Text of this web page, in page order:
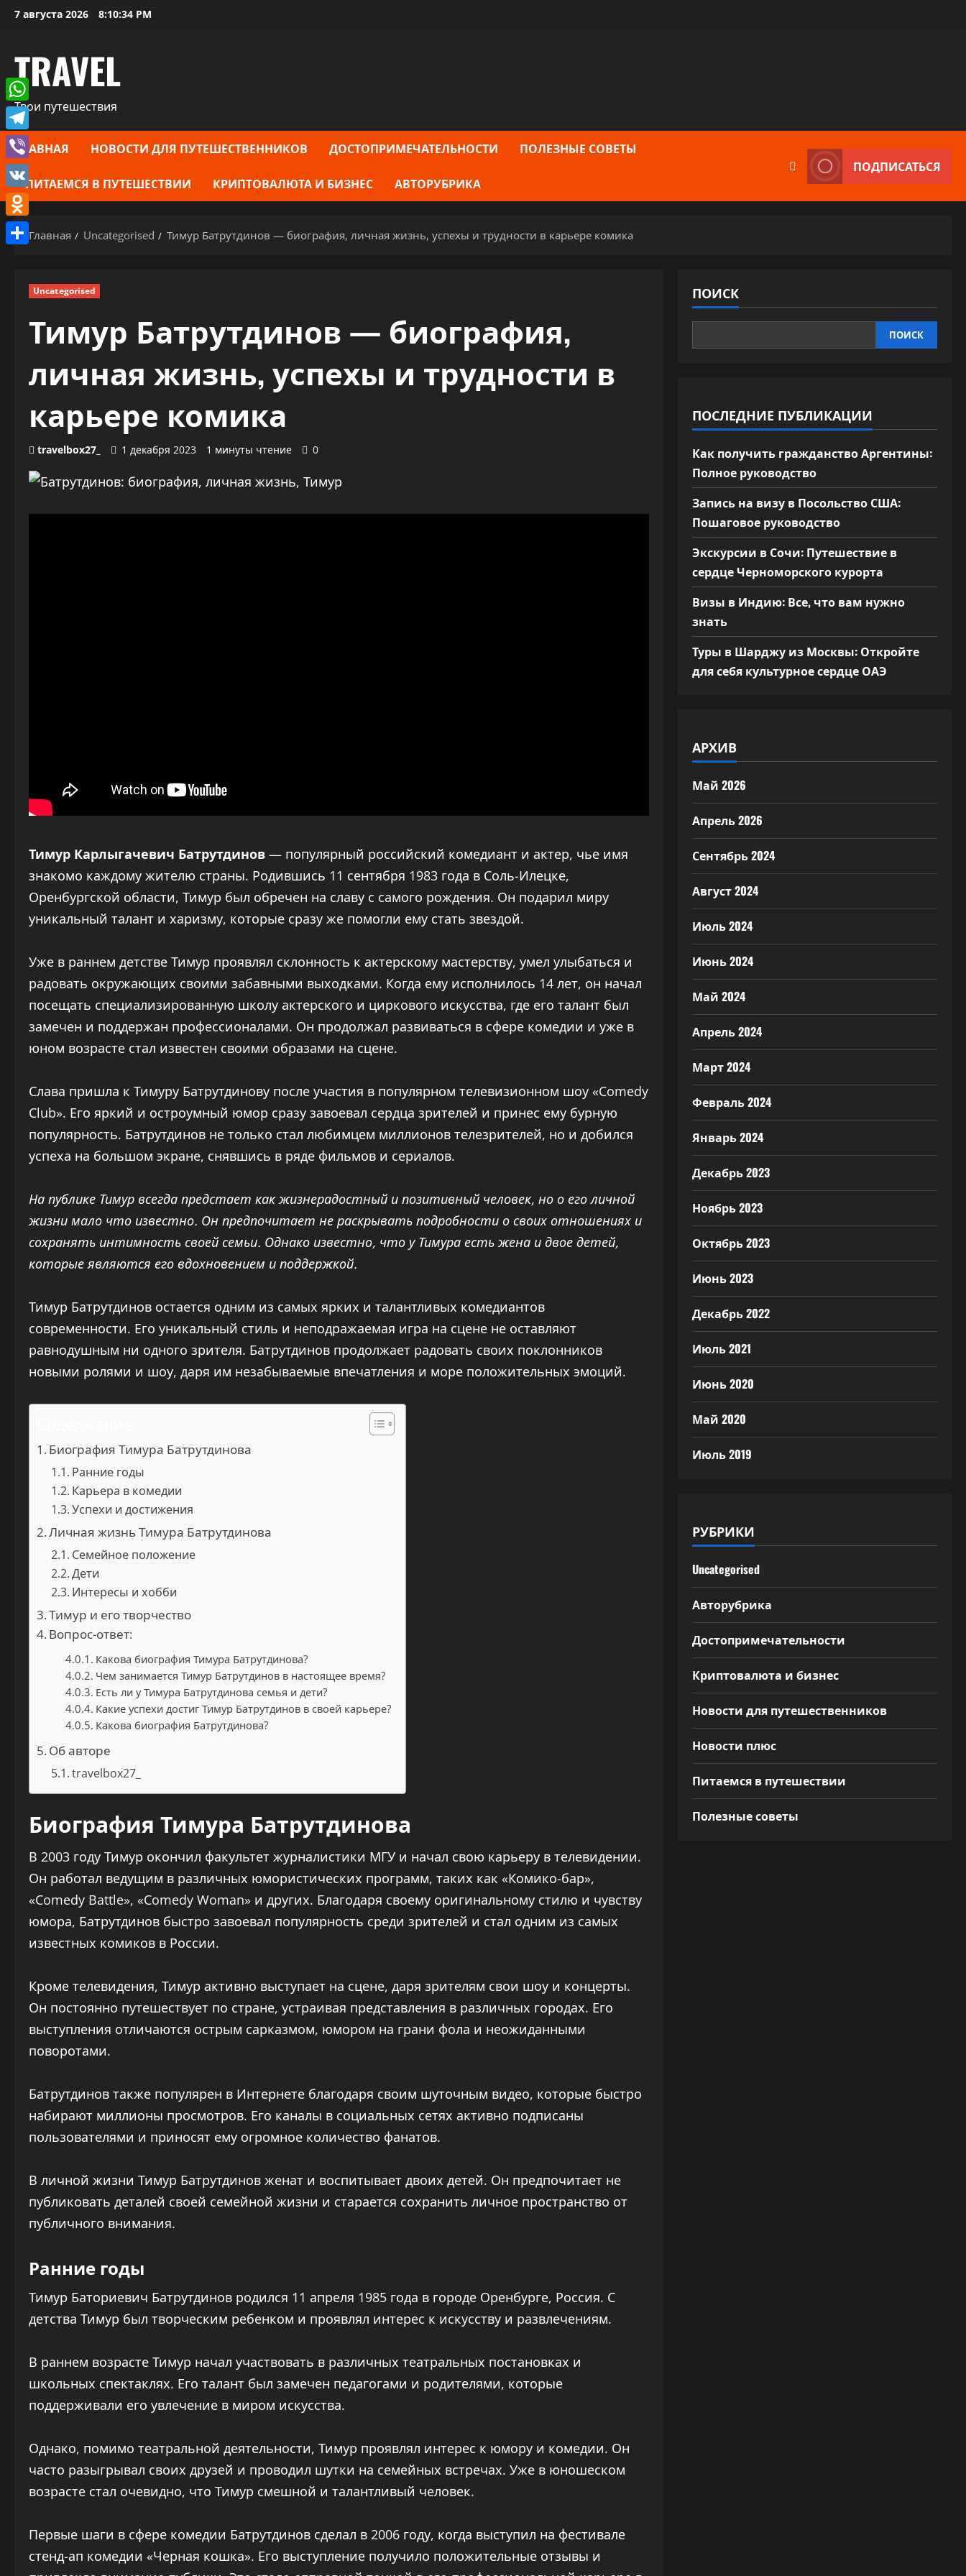
Перейти
7 августа 2026 8:10:35 PM
TRAVEL
Твои путешествия
ГЛАВНАЯ НОВОСТИ ДЛЯ ПУТЕШЕСТВЕННИКОВ ДОСТОПРИМЕЧАТЕЛЬНОСТИ ПОЛЕЗНЫЕ СОВЕТЫ
ПИТАЕМСЯ В ПУТЕШЕСТВИИ КРИПТОВАЛЮТА И БИЗНЕС АВТОРУБРИКА
ПОДПИСАТЬСЯ
Главная Uncategorised Тимур Батрутдинов — биография, личная жизнь, успехы и трудности в карьере комика
Uncategorised
Тимур Батрутдинов — биография,
личная жизнь, успехы и трудности в
карьере комика
travelbox27_ 1 декабря 2023 1 минуты чтение 0
Тимур Карлыгачевич Батрутдинов — популярный российский комедиант и актер, чье имя
знакомо каждому жителю страны. Родившись 11 сентября 1983 года в Соль-Илецке,
Оренбургской области, Тимур был обречен на славу с самого рождения. Он подарил миру
уникальный талант и харизму, которые сразу же помогли ему стать звездой.
Уже в раннем детстве Тимур проявлял склонность к актерскому мастерству, умел улыбаться и
радовать окружающих своими забавными выходками. Когда ему исполнилось 14 лет, он начал
посещать специализированную школу актерского и циркового искусства, где его талант был
замечен и поддержан профессионалами. Он продолжал развиваться в сфере комедии и уже в
юном возрасте стал известен своими образами на сцене.
Слава пришла к Тимуру Батрутдинову после участия в популярном телевизионном шоу «Comedy
Club». Его яркий и остроумный юмор сразу завоевал сердца зрителей и принес ему бурную
популярность. Батрутдинов не только стал любимцем миллионов телезрителей, но и добился
успеха на большом экране, снявшись в ряде фильмов и сериалов.
На публике Тимур всегда предстает как жизнерадостный и позитивный человек, но о его личной
жизни мало что известно. Он предпочитает не раскрывать подробности о своих отношениях и
сохранять интимность своей семьи. Однако известно, что у Тимура есть жена и двое детей,
которые являются его вдохновением и поддержкой.
Тимур Батрутдинов остается одним из самых ярких и талантливых комедиантов
современности. Его уникальный стиль и неподражаемая игра на сцене не оставляют
равнодушным ни одного зрителя. Батрутдинов продолжает радовать своих поклонников
новыми ролями и шоу, даря им незабываемые впечатления и море положительных эмоций.
Биография Тимура Батрутдинова
Ранние годы
Карьера в комедии
Успехи и достижения
Личная жизнь Тимура Батрутдинова
Семейное положение
Дети
Интересы и хобби
Тимур и его творчество
Вопрос-ответ:
Какова биография Тимура Батрутдинова?
Чем занимается Тимур Батрутдинов в настоящее время?
Есть ли у Тимура Батрутдинова семья и дети?
Какие успехи достиг Тимур Батрутдинов в своей карьере?
Какова биография Батрутдинова?
Об авторе
travelbox27_
Биография Тимура Батрутдинова
В 2003 году Тимур окончил факультет журналистики МГУ и начал свою карьеру в телевидении.
Он работал ведущим в различных юмористических программ, таких как «Комико-бар»,
«Comedy Battle», «Comedy Woman» и других. Благодаря своему оригинальному стилю и чувству
юмора, Батрутдинов быстро завоевал популярность среди зрителей и стал одним из самых
известных комиков в России.
Кроме телевидения, Тимур активно выступает на сцене, даря зрителям свои шоу и концерты.
Он постоянно путешествует по стране, устраивая представления в различных городах. Его
выступления отличаются острым сарказмом, юмором на грани фола и неожиданными
поворотами.
Батрутдинов также популярен в Интернете благодаря своим шуточным видео, которые быстро
набирают миллионы просмотров. Его каналы в социальных сетях активно подписаны
пользователями и приносят ему огромное количество фанатов.
В личной жизни Тимур Батрутдинов женат и воспитывает двоих детей. Он предпочитает не
публиковать деталей своей семейной жизни и старается сохранить личное пространство от
публичного внимания.
Ранние годы
Тимур Баториевич Батрутдинов родился 11 апреля 1985 года в городе Оренбурге, Россия. С
детства Тимур был творческим ребенком и проявлял интерес к искусству и развлечениям.
В раннем возрасте Тимур начал участвовать в различных театральных постановках и
школьных спектаклях. Его талант был замечен педагогами и родителями, которые
поддерживали его увлечение в миром искусства.
Однако, помимо театральной деятельности, Тимур проявлял интерес к юмору и комедии. Он
часто разыгрывал своих друзей и проводил шутки на семейных встречах. Уже в юношеском
возрасте стал очевидно, что Тимур смешной и талантливый человек.
Первые шаги в сфере комедии Батрутдинов сделал в 2006 году, когда выступил на фестивале
стенд-ап комедии «Черная кошка». Его выступление получило положительные отзывы и
ПОИСК
ПОИСК
ПОСЛЕДНИЕ ПУБЛИКАЦИИ
Как получить гражданство Аргентины:
Полное руководство
Запись на визу в Посольство США:
Пошаговое руководство
Экскурсии в Сочи: Путешествие в
сердце Черноморского курорта
Визы в Индию: Все, что вам нужно
знать
Туры в Шарджу из Москвы: Откройте
для себя культурное сердце ОАЭ
АРХИВ
Май 2026
Апрель 2026
Сентябрь 2024
Август 2024
Июль 2024
Июнь 2024
Май 2024
Апрель 2024
Март 2024
Февраль 2024
Январь 2024
Декабрь 2023
Ноябрь 2023
Октябрь 2023
Июнь 2023
Декабрь 2022
Июль 2021
Июнь 2020
Май 2020
Июль 2019
РУБРИКИ
Uncategorised
Авторубрика
Достопримечательности
Криптовалюта и бизнес
Новости для путешественников
Новости плюс
Питаемся в путешествии
Полезные советы
WhatsApp
Telegram
Viber
VK
Odnoklassniki